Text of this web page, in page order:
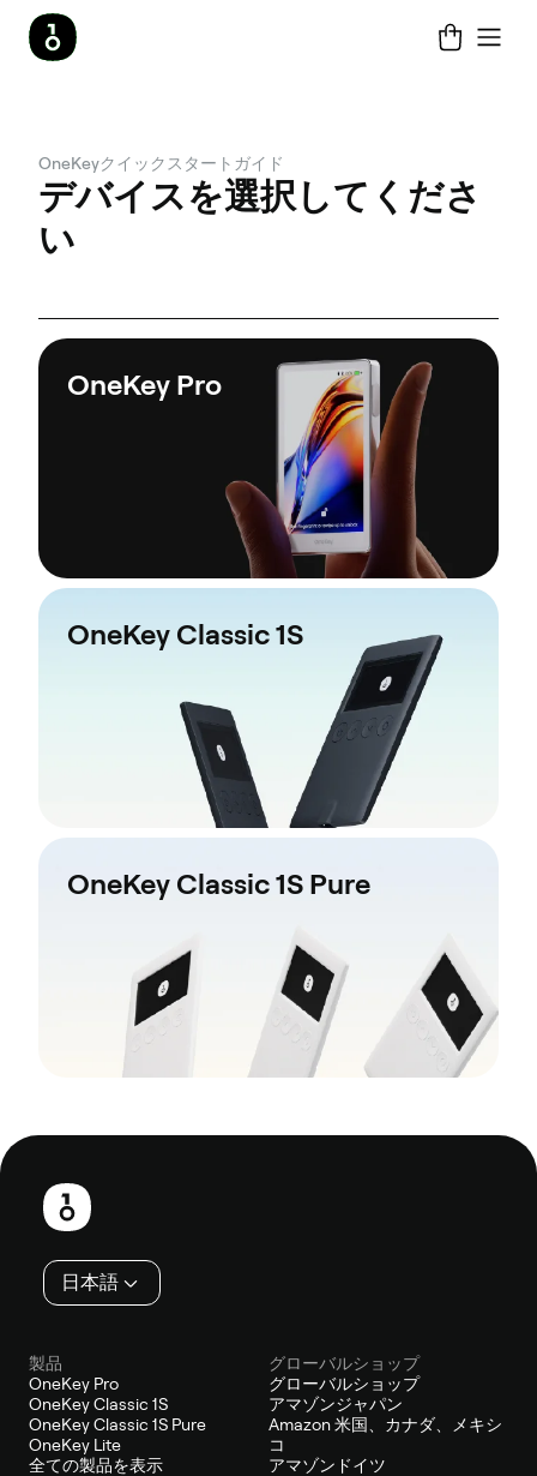
OneKeyクイックスタートガイド
デバイスを選択してくださ
い
OneKey Pro
OneKey Classic 1S
OneKey Classic 1S Pure
フ
日本語
製品
OneKey Pro
OneKey Classic 1S
OneKey Classic 1S Pure
OneKey Lite
全ての製品を表示
グローバルショップ
グローバルショップ
アマゾンジャパン
Amazon 米国、カナダ、メキシ
コ
アマゾンドイツ